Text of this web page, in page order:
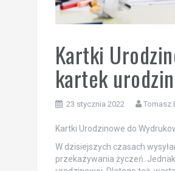
Kartki
kartek
23 stycznia 2022 Tomasz
Kartki Urodzinowe do
W dzisiejszych czasach
przekazywania życzeń.